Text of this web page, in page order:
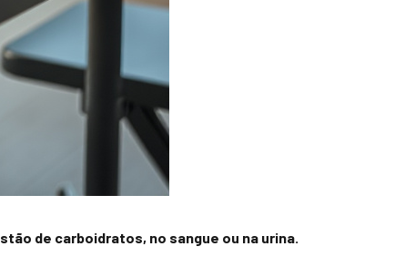
de carboidratos, no sangue ou na urina.